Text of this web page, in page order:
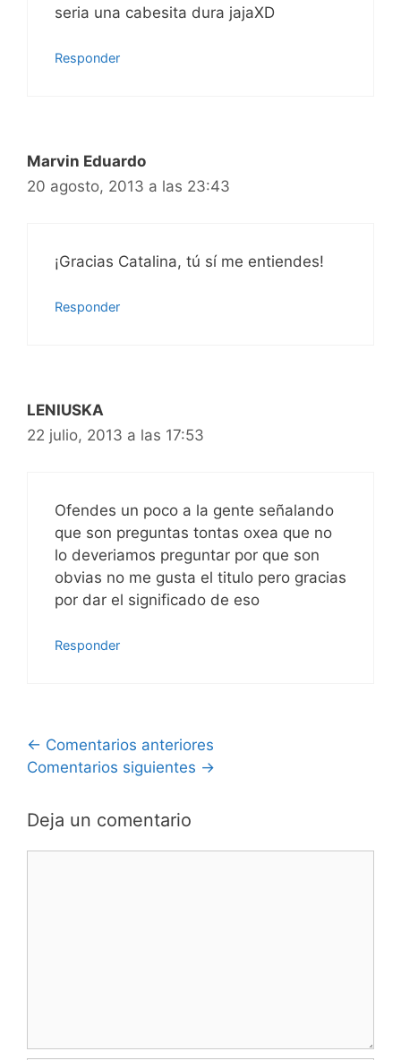
seria una cabesita dura jajaXD
Responder
Marvin Eduardo
20 agosto, 2013 a las 23:43
¡Gracias Catalina, tú sí me entiendes!
Responder
LENIUSKA
22 julio, 2013 a las 17:53
Ofendes un poco a la gente señalando
que son preguntas tontas oxea que no
lo deveriamos preguntar por que son
obvias no me gusta el titulo pero gracias
por dar el significado de eso
Responder
Navegación
de
← Comentarios anteriores
Comentarios siguientes →
Deja un comentario